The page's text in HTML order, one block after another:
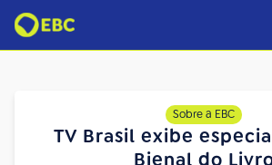
Sobre a EBC
TV Brasil exibe
Bienal do